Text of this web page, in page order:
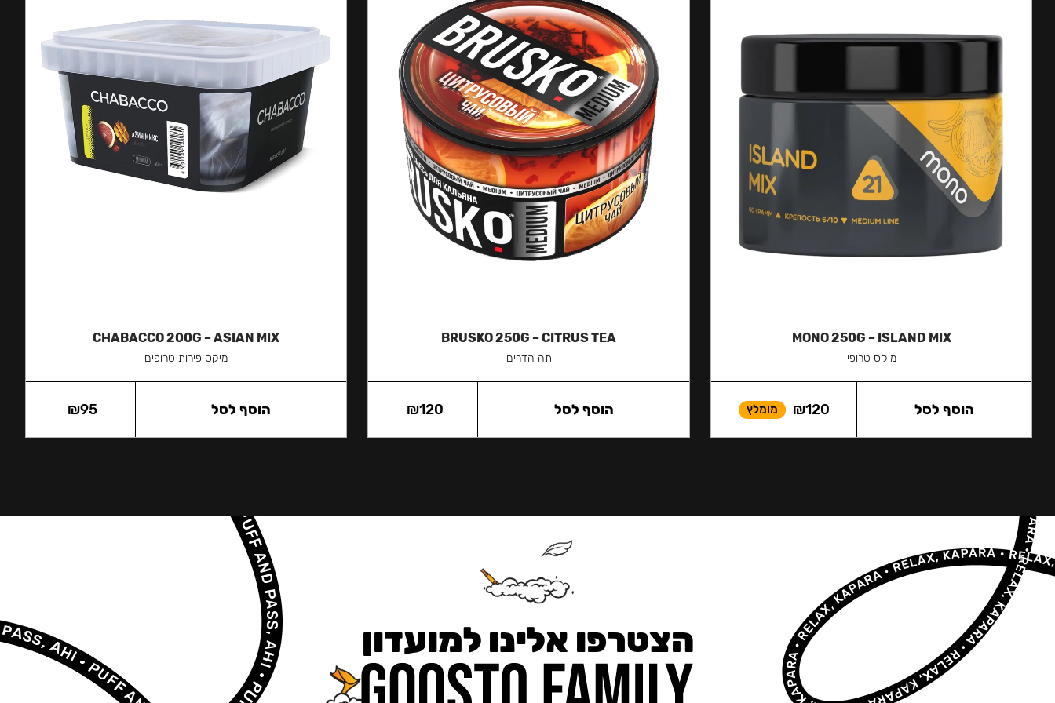
MONO 250G – ISLAND MIX
מיקס טרופי
₪120 מומלץ הוסף לסל
BRUSKO 250G – CITRUS TEA
תה הדרים
₪120 הוסף לסל
CHABACCO 200G – ASIAN MIX
מיקס פירות טרופים
₪95 הוסף לסל
הצטרפו אלינו למועדון